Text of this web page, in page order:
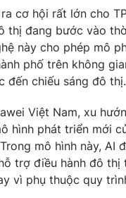
cơ hội rất lớn cho
thị đang bước vào
này cho phép mô
phố trên không
đến chiếu sáng đô thị.
Việt Nam, xu
hình phát triển mới
mô hình này, AI
trợ điều hành đô thị
vì phụ thuộc quy